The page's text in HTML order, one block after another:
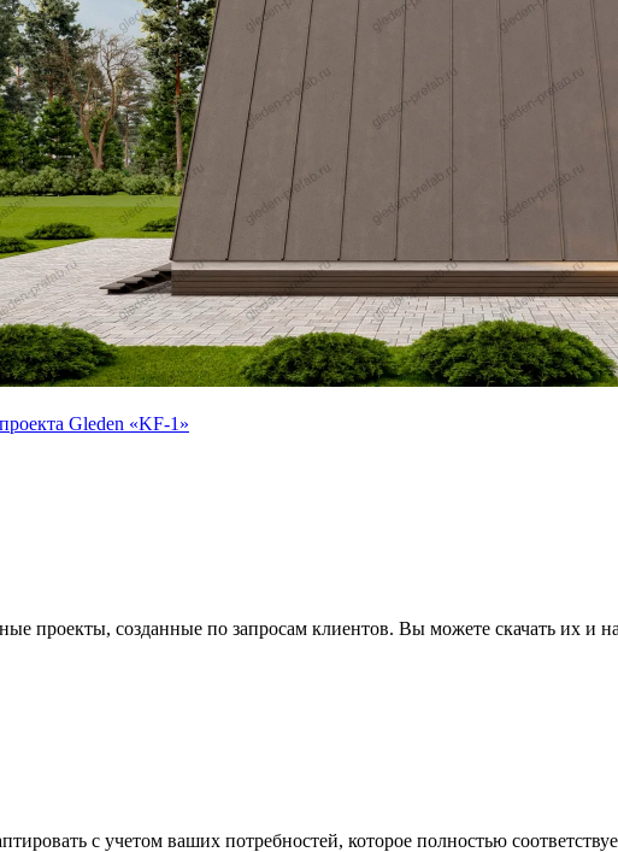
проекты, созданные по запросам клиентов. Вы можете скачать их и
с учетом ваших потребностей, которое полностью